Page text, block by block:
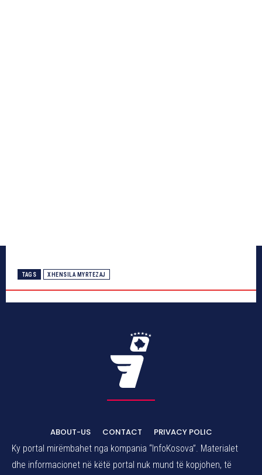
TAGS XHENSILA MYRTEZAJ
ABOUT-US CONTACT
PRIVACY POLIC
Ky portal mirëmbahet nga kompania “InfoKosova”. Materialet
dhe informacionet në këtë portal nuk mund të kopjohen, të